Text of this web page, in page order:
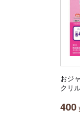
おジ
クリ
400